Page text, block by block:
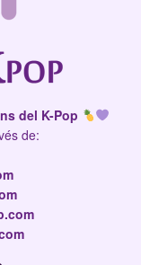
del K-Pop
de: